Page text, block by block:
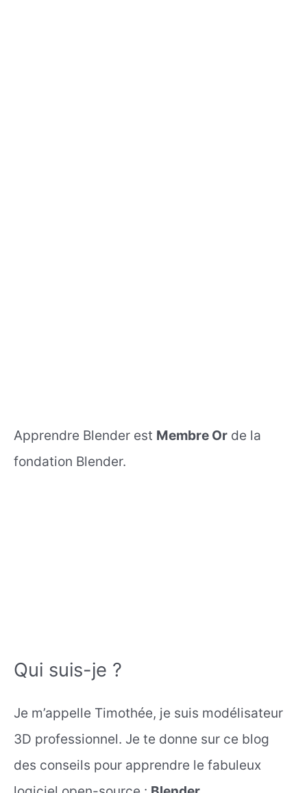
Apprendre Blender est Membre Or de la
fondation Blender.
Qui suis-je ?
Je m’appelle Timothée, je suis modélisateur
3D professionnel. Je te donne sur ce blog
des conseils pour apprendre le fabuleux